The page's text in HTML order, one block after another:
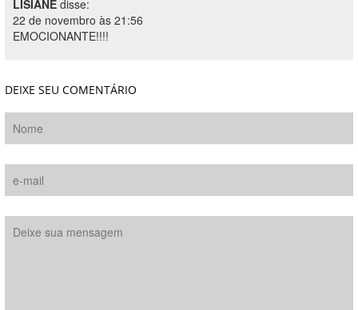
LISIANE disse:
22 de novembro às 21:56
EMOCIONANTE!!!!
DEIXE SEU COMENTÁRIO